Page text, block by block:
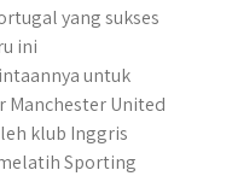
yang sukses
ini
untuk
Manchester United
klub Inggris
Sporting